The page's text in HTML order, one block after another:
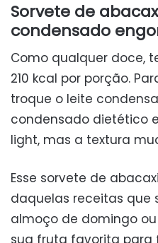
Sorvete de
condensado
Como qualquer doce,
210 kcal por porção.
troque o leite
condensado dietético
light, mas a textura
Esse sorvete de
daquelas receitas que
almoço de domingo